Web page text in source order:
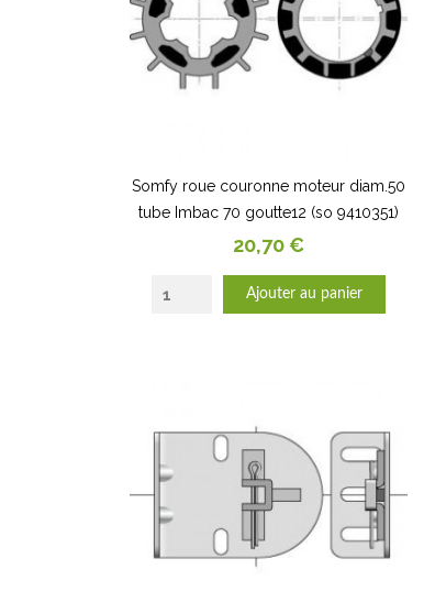
Somfy roue couronne moteur diam.50
tube Imbac 70 goutte12 (so 9410351)
Prix
20,70 €
Ajouter au panier